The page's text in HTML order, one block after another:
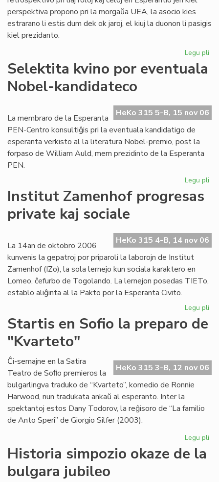
perspektiva propono pri la morgaŭa UEA, la asocio kies
estrarano li estis dum dek ok jaroj, el kiuj la duonon li pasigis
kiel prezidanto.
Legu pli
sia
Selektita kvino por eventuala
Nobel-kandidateco
HeKo 315 5-B, 15 nov 06
La membraro de la Esperanta
PEN-Centro konsultiĝis pri la eventuala kandidatigo de
esperanta verkisto al la literatura Nobel-premio, post la
forpaso de William Auld, mem prezidinto de la Esperanta
PEN.
Legu pli
Institut Zamenhof progresas
private kaj sociale
HeKo 315 4-B, 14 nov 06
La 14an de oktobro 2006
kunvenis la gepatroj por priparoli la laborojn de Institut
Zamenhof (IZo), la sola lernejo kun sociala karaktero en
Lomeo, ĉefurbo de Togolando. La lernejon posedas TIETo,
establo aliĝinta al la Pakto por la Esperanta Civito.
Legu pli
kaj
Startis en Sofio la preparo de
"Kvarteto"
HeKo 315 3-B, 12 nov 06
Ĉi-semajne en la Satira
Teatro de Soﬁo premieros la
bulgarlingva traduko de “Kvarteto”, komedio de Ronnie
Harwood, nun tradukata ankaŭ al esperanto. Inter la
spektantoj estos Dany Todorov, la reĝisoro de “La familio
de Anto Speri” de Giorgio Silfer (2003).
Legu pli
Historia simpozio okaze de la
bulgara jubileo